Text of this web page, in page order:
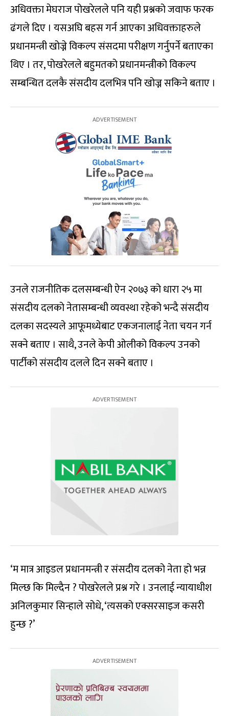
अधिवक्ता मेघराज पोखरेलले पनि यही प्रश्नको जवाफ फरक
ढंगले दिए । यसअघि बहस गर्न आएका अधिवक्ताहरुले
प्रधानमन्त्री खोज्ने विकल्प संसदमा परीक्षण गर्नुपर्ने बताएका
थिए । तर, पोखरेलले बहुमतको प्रधानमन्त्रीको विकल्प
सम्बन्धित दलकै संसदीय दलभित्र पनि खोज्न सकिने बताए ।
उनले राजनीतिक दलसम्बन्धी ऐन २०७३ को धारा २५ मा
संसदीय दलको नेतासम्बन्धी व्यवस्था रहेको भन्दै संसदीय
दलका सदस्यले आफूमध्येबाट एकजनालाई नेता चयन गर्न
सक्ने बताए । साथै, उनले केपी ओलीको विकल्प उनको
पार्टीको संसदीय दलले दिन सक्ने बताए ।
‘म मात्र आइडल प्रधानमन्त्री र संसदीय दलको नेता हो भन्न
मिल्छ कि मिल्दैन ? पोखरेलले प्रश्न गरे । उनलाई न्यायाधीश
अनिलकुमार सिन्हाले सोधे, ‘त्यसको एक्सरसाइज कसरी
हुन्छ ?’